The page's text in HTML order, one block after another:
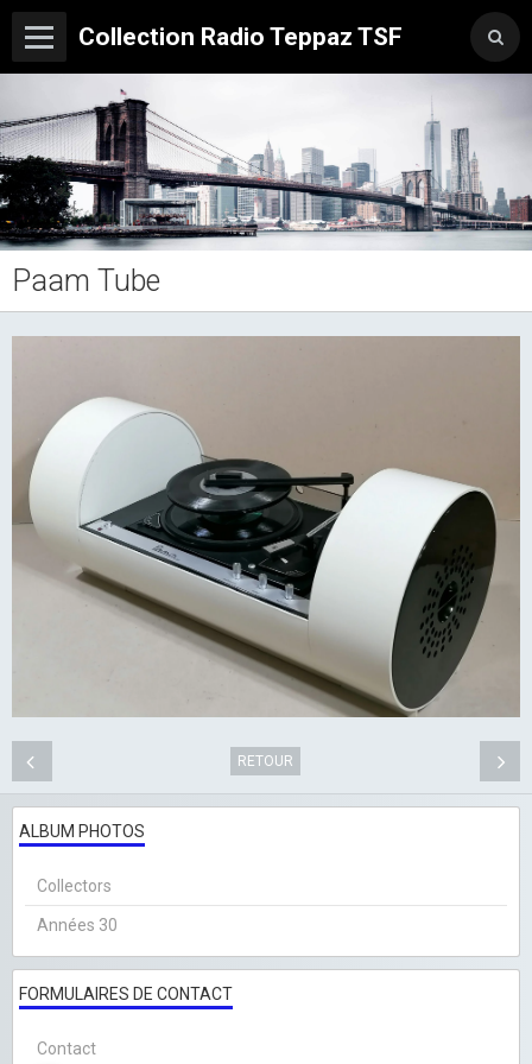
Collection Radio Teppaz TSF
Paam Tube
RETOUR
ALBUM PHOTOS
Collectors
Années 30
FORMULAIRES DE CONTACT
Contact